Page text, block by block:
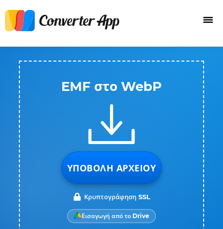
EMF στο WebP
ΥΠΟΒΟΛΉ ΑΡΧΕΊΟΥ
Κρυπτογράφηση SSL
Εισαγωγή από το Drive